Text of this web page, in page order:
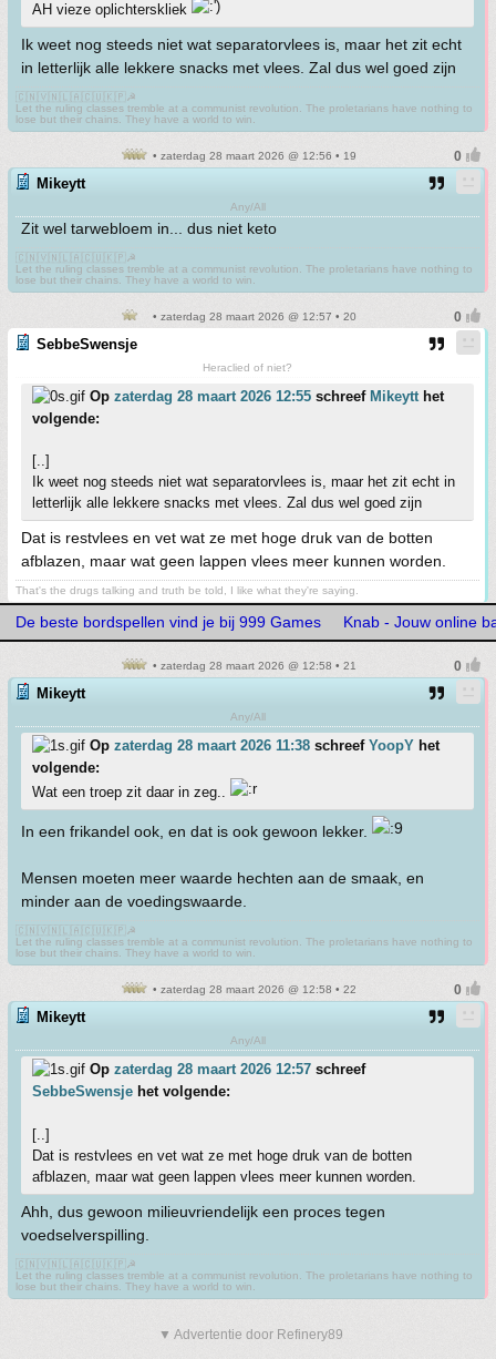
AH vieze oplichterskliek
Ik weet nog steeds niet wat separatorvlees is, maar het zit echt
in letterlijk alle lekkere snacks met vlees. Zal dus wel goed zijn
🇨🇳🇻🇳🇱🇦🇨🇺🇰🇵☭
Let the ruling classes tremble at a communist revolution. The proletarians have nothing to
lose but their chains. They have a world to win.
• zaterdag 28 maart 2026 @ 12:56 • 19
Mikeytt
Any/All
Zit wel tarwebloem in... dus niet keto
🇨🇳🇻🇳🇱🇦🇨🇺🇰🇵☭
Let the ruling classes tremble at a communist revolution. The proletarians have nothing to
lose but their chains. They have a world to win.
• zaterdag 28 maart 2026 @ 12:57 • 20
SebbeSwensje
Heraclied of niet?
Op zaterdag 28 maart 2026 12:55 schreef Mikeytthet
volgende:
[..]
Ik weet nog steeds niet wat separatorvlees is, maar het zit echt in
letterlijk alle lekkere snacks met vlees. Zal dus wel goed zijn
Dat is restvlees en vet wat ze met hoge druk van de botten
afblazen, maar wat geen lappen vlees meer kunnen worden.
That's the drugs talking and truth be told, I like what they're saying.
De beste bordspellen vind je bij 999 Games Knab - Jouw online
• zaterdag 28 maart 2026 @ 12:58 • 21
Mikeytt
Any/All
Op zaterdag 28 maart 2026 11:38 schreef YoopY het
volgende:
Wat een troep zit daar in zeg..
In een frikandel ook, en dat is ook gewoon lekker.
Mensen moeten meer waarde hechten aan de smaak, en
minder aan de voedingswaarde.
🇨🇳🇻🇳🇱🇦🇨🇺🇰🇵☭
Let the ruling classes tremble at a communist revolution. The proletarians have nothing to
lose but their chains. They have a world to win.
• zaterdag 28 maart 2026 @ 12:58 • 22
Mikeytt
Any/All
Op zaterdag 28 maart 2026 12:57 schreef
SebbeSwensje het volgende:
[..]
Dat is restvlees en vet wat ze met hoge druk van de botten
afblazen, maar wat geen lappen vlees meer kunnen worden.
Ahh, dus gewoon milieuvriendelijk een proces tegen
voedselverspilling.
🇨🇳🇻🇳🇱🇦🇨🇺🇰🇵☭
Let the ruling classes tremble at a communist revolution. The proletarians have nothing to
lose but their chains. They have a world to win.
▼ Advertentie door Refinery89